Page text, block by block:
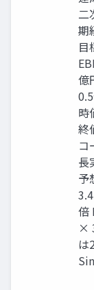
二
期
目
億
時
終
コ
長
予
倍
×
は